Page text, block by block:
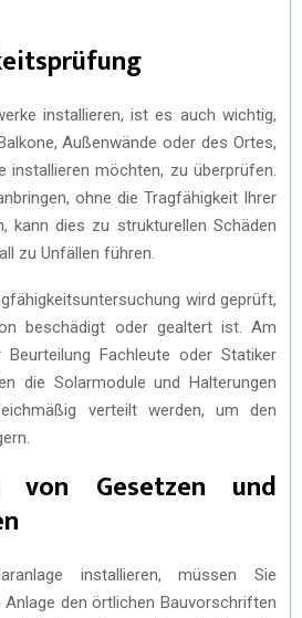
installieren, ist es auch wichtig,
Außenwände oder des Ortes,
installieren möchten, zu überprüfen.
ohne die Tragfähigkeit Ihrer
kann dies zu strukturellen Schäden
zu Unfällen führen.
wird geprüft,
beschädigt oder gealtert ist. Am
Fachleute oder Statiker
die Solarmodule und Halterungen
verteilt werden, um den
von Gesetzen und
installieren, müssen Sie
den örtlichen Bauvorschriften